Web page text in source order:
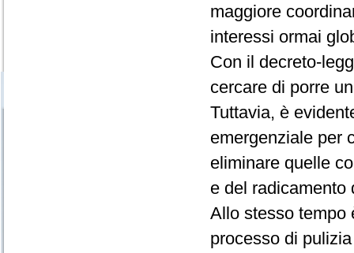
maggiore
interessi ormai
Con il decreto-
cercare di porre
Tuttavia, è
emergenziale per
eliminare quelle
e del radicamento
Allo stesso tempo
processo di